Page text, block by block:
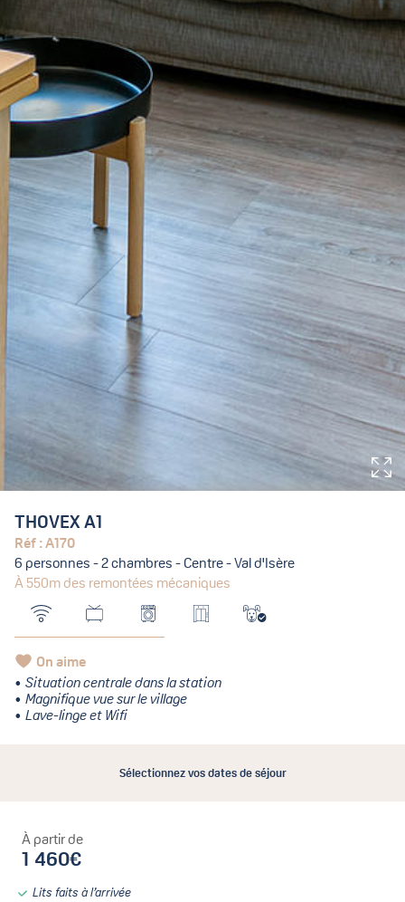
THOVEX A1
Réf : A170
6 personnes - 2 chambres - Centre - Val d'Isère
À 550m des remontées mécaniques
On aime
Situation centrale dans la station
Magnifique vue sur le village
Lave-linge et Wifi
Sélectionnez vos dates de séjour
À partir de
1 460€
Lits faits à l’arrivée